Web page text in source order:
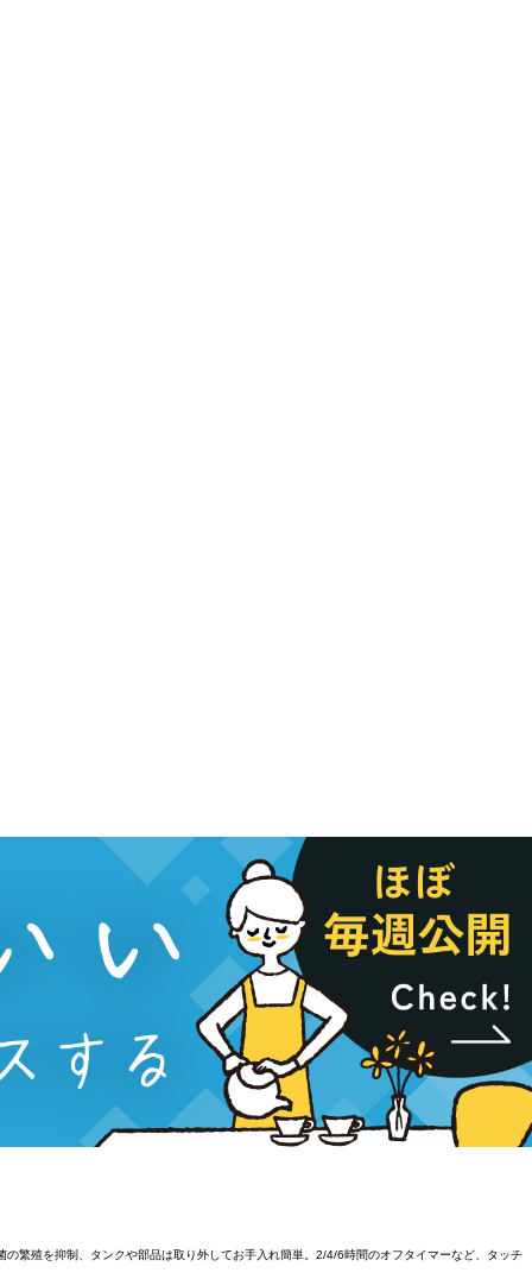
繁殖を抑制、タンクや部品は取り外してお手入れ簡単。2/4/6時間のオフタイマーなど、タッチ